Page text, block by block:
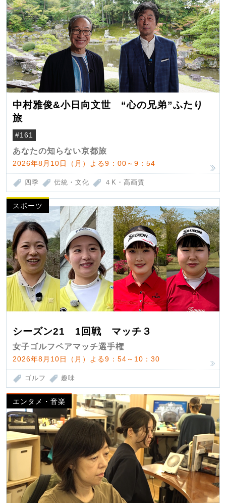
中村雅俊&小日向文世 “心の兄弟”ふたり
旅
#161
あなたの知らない京都旅
2026年8月10日（月）よる9：00～9：54
四季 伝統・文化 ４K・高画質
スポーツ
シーズン21 1回戦 マッチ３
女子ゴルフペアマッチ選手権
2026年8月10日（月）よる9：54～10：30
ゴルフ 趣味
エンタメ・音楽